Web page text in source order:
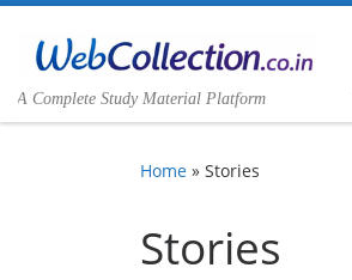
Skip to content
A Complete Study Material Platform
Home » Stories
Stories